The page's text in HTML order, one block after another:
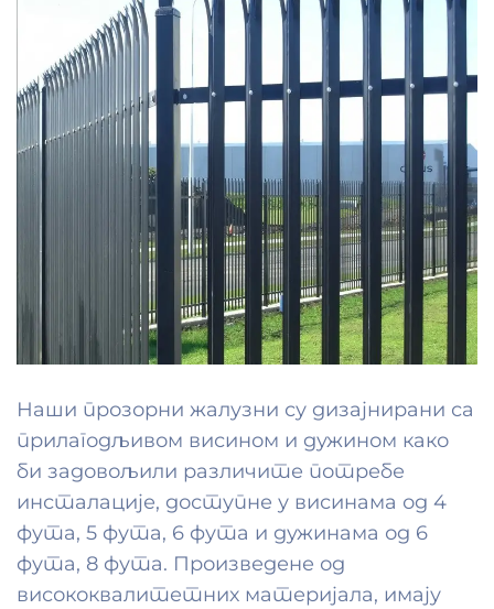
Наши прозорни жалузни су дизајнирани са
прилагодљивом висином и дужином како
би задовољили различите потребе
инсталације, доступне у висинама од 4
фута, 5 фута, 6 фута и дужинама од 6
фута, 8 фута. Произведене од
висококвалитетних материјала, имају